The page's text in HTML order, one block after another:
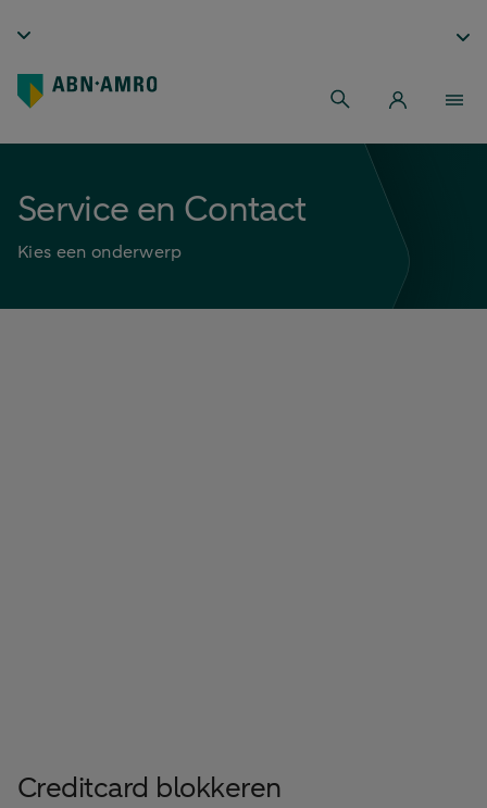
Service en Contact
Kies een onderwerp
Creditcard blokkeren